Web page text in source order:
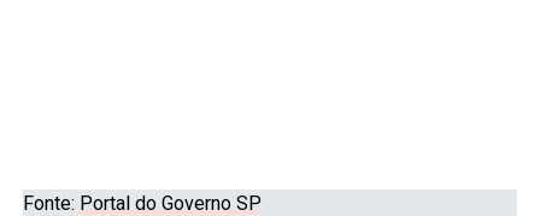
Fonte: Portal do Governo SP